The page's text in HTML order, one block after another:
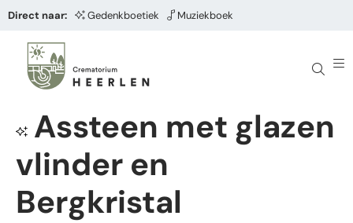
Direct naar: Gedenkboetiek Muziekboek
Assteen met glazen
vlinder en
Bergkristal